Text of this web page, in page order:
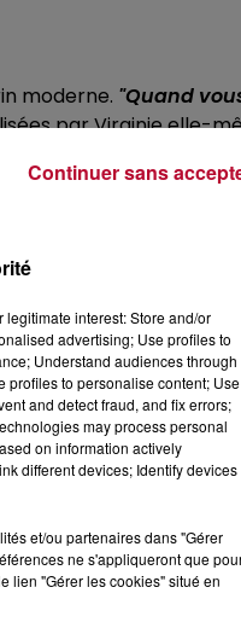
moderne. "Quand
par Virginie elle-
surtout des
entrepreneurs
contexte post-Covid
la planète. Le fait
suis unique" vous y
interest: Store and/or
advertising; Use profiles to
Understand audiences through
profiles to personalise content; Use
and detect fraud, and fix errors;
may process personal
on information actively
different devices; Identify devices
et/ou partenaires dans "Gérer
ne s'appliqueront que
lien "Gérer les cookies" situé en
Continuer sans